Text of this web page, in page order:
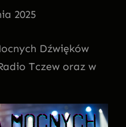
2025
Dźwięków
Tczew oraz w